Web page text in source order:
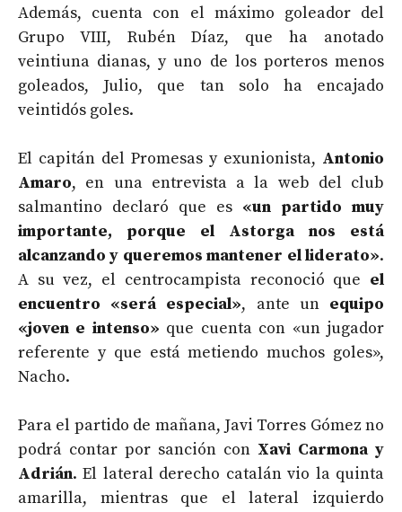
Además, cuenta con el máximo goleador del
Grupo VIII, Rubén Díaz, que ha anotado
veintiuna dianas, y uno de los porteros menos
goleados, Julio, que tan solo ha encajado
veintidós goles.
El capitán del Promesas y exunionista, Antonio
Amaro, en una entrevista a la web del club
salmantino declaró que es «un partido muy
importante, porque el Astorga nos está
alcanzando y queremos mantener el liderato».
A su vez, el centrocampista reconoció que el
encuentro «será especial», ante unequipo
«joven e intenso» que cuenta con «un jugador
referente y que está metiendo muchos goles»,
Nacho.
Para el partido de mañana, Javi Torres Gómez no
podrá contar por sanción con Xavi Carmona y
Adrián. El lateral derecho catalán vio la quinta
amarilla, mientras que el lateral izquierdo